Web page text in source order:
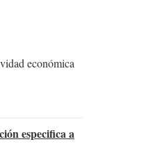
económica
especifica a